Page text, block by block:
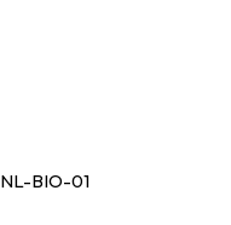
NL-BIO-01